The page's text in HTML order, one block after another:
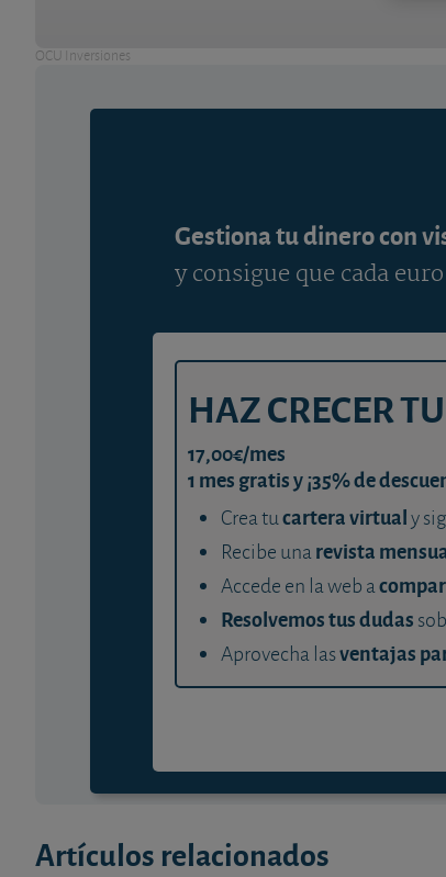
OCU Inversiones
Gestiona tu dinero con
y consigue que cada
HAZ CRECER
17,00€/mes
1 mes gratis y ¡35% de
Crea tucartera virtualy
Recibe unarevista
Accede en la web a
Resolvemos tus dudas
Aprovecha lasventajas
Artículos relacionados